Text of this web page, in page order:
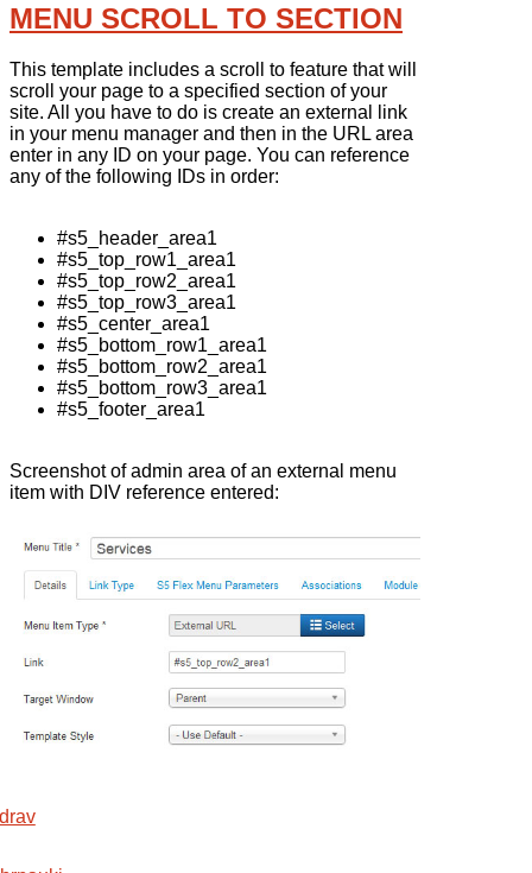
MENU SCROLL TO SECTION
This template includes a scroll to feature that will
scroll your page to a specified section of your
site. All you have to do is create an external link
in your menu manager and then in the URL area
enter in any ID on your page. You can reference
any of the following IDs in order:
#s5_header_area1
#s5_top_row1_area1
#s5_top_row2_area1
#s5_top_row3_area1
#s5_center_area1
#s5_bottom_row1_area1
#s5_bottom_row2_area1
#s5_bottom_row3_area1
#s5_footer_area1
Screenshot of admin area of an external menu
item with DIV reference entered: